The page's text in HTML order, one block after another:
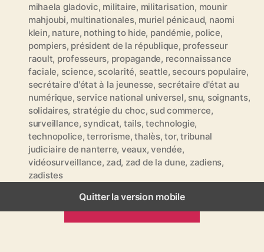
mihaela gladovic, militaire, militarisation, mounir
mahjoubi, multinationales, muriel pénicaud, naomi
klein, nature, nothing to hide, pandémie, police,
pompiers, président de la république, professeur
raoult, professeurs, propagande, reconnaissance
faciale, science, scolarité, seattle, secours populaire,
secrétaire d'état à la jeunesse, secrétaire d'état au
numérique, service national universel, snu, soignants,
solidaires, stratégie du choc, sud commerce,
surveillance, syndicat, tails,technologie,
technopolice,terrorisme,thalès,tor,tribunal
judiciaire de nanterre, veaux,vendée,
vidéosurveillance, zad, zad de la dune, zadiens,
zadistes
Quitter la version mobile